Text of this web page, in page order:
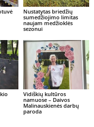
Nustatytas briedžių
sumedžiojimo limitas
naujam medžioklės
sezonui
Vidiškių kultūros
namuose – Daivos
Malinauskienės darbų
paroda